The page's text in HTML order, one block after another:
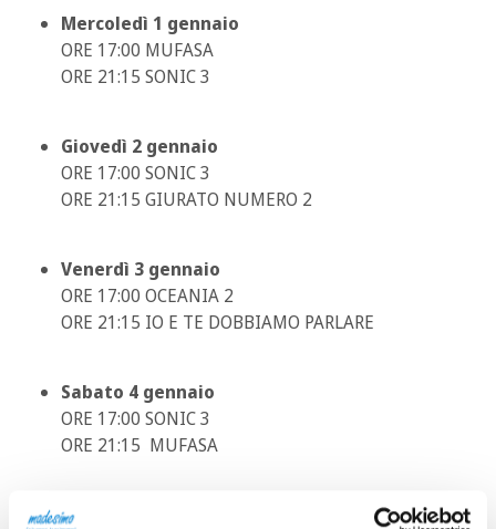
Mercoledì 1 gennaio
ORE 17:00 MUFASA
ORE 21:15 SONIC 3
Giovedì 2 gennaio
ORE 17:00 SONIC 3
ORE 21:15 GIURATO NUMERO 2
Venerdì 3 gennaio
ORE 17:00 OCEANIA 2
ORE 21:15 IO E TE DOBBIAMO PARLARE
Sabato 4 gennaio
ORE 17:00 SONIC 3
ORE 21:15 MUFASA
Domenica 5 gennaio